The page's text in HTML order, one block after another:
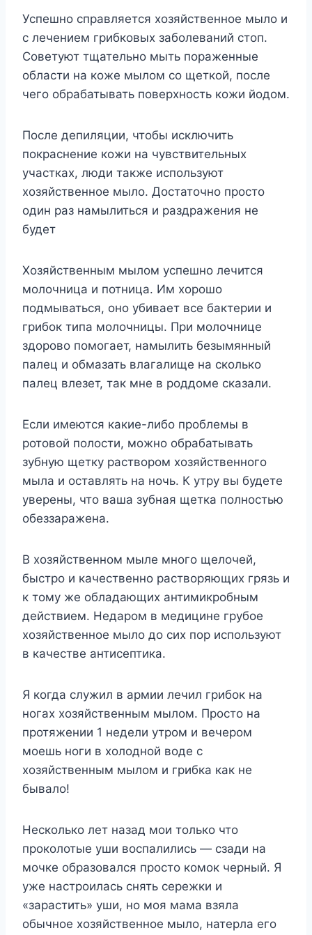
Успешно справляется хозяйственное мыло и
с лечением грибковых заболеваний стоп.
Советуют тщательно мыть пораженные
области на коже мылом со щеткой, после
чего обрабатывать поверхность кожи йодом.
После депиляции, чтобы исключить
покраснение кожи на чувствительных
участках, люди также используют
хозяйственное мыло. Достаточно просто
один раз намылиться и раздражения не
будет
Хозяйственным мылом успешно лечится
молочница и потница. Им хорошо
подмываться, оно убивает все бактерии и
грибок типа молочницы. При молочнице
здорово помогает, намылить безымянный
палец и обмазать влагалище на сколько
палец влезет, так мне в роддоме сказали.
Если имеются какие-либо проблемы в
ротовой полости, можно обрабатывать
зубную щетку раствором хозяйственного
мыла и оставлять на ночь. К утру вы будете
уверены, что ваша зубная щетка полностью
обеззаражена.
В хозяйственном мыле много щелочей,
быстро и качественно растворяющих грязь и
к тому же обладающих антимикробным
действием. Недаром в медицине грубое
хозяйственное мыло до сих пор используют
в качестве антисептика.
Я когда служил в армии лечил грибок на
ногах хозяйственным мылом. Просто на
протяжении 1 недели утром и вечером
моешь ноги в холодной воде с
хозяйственным мылом и грибка как не
бывало!
Несколько лет назад мои только что
проколотые уши воспалились — сзади на
мочке образовался просто комок черный. Я
уже настроилась снять сережки и
«зарастить» уши, но моя мама взяла
обычное хозяйственное мыло, натерла его